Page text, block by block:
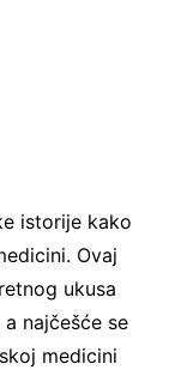
istorije kako
Ovaj
ukusa
najčešće se
medicini